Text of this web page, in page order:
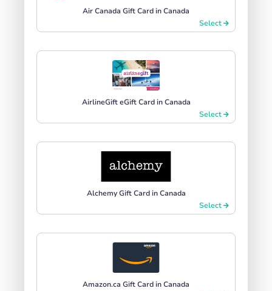
Air Canada Gift Card in Canada
Select
AirlineGift eGift Card in Canada
Select
Alchemy Gift Card in Canada
Select
Amazon.ca Gift Card in Canada